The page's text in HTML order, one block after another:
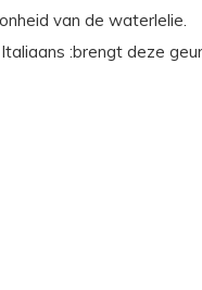
van de waterlelie.
:brengt deze